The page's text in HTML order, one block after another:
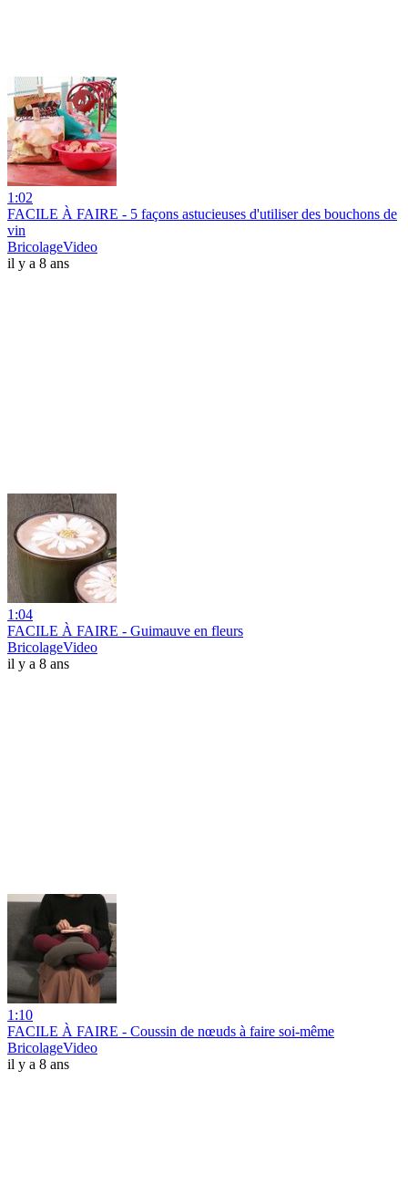
1:02
FACILE À FAIRE - 5 façons astucieuses d'utiliser des bouchons de
vin
BricolageVideo
il y a 8 ans
1:04
FACILE À FAIRE - Guimauve en fleurs
BricolageVideo
il y a 8 ans
1:10
FACILE À FAIRE - Coussin de nœuds à faire soi-même
BricolageVideo
il y a 8 ans